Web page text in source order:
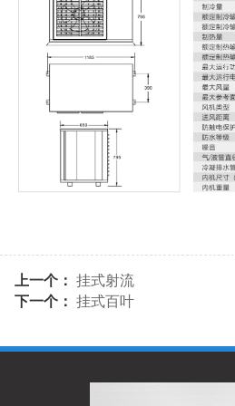
上一个： 挂式射流
下一个： 挂式百叶